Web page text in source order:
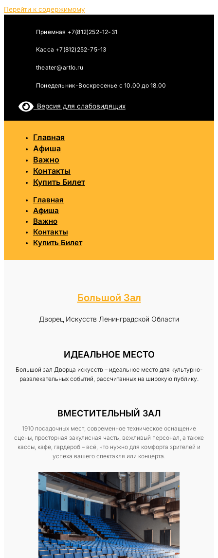
Перейти к содержимому
Приемная +7(812)252-12-31
Касса +7(812)252-75-13
theater@artlo.ru
Понедельник-Воскресенье c 10.00 до 18.00
Версия для слабовидящих
Главная
Афиша
Важно
Контакты
Купить Билет
Главная
Афиша
Важно
Контакты
Купить Билет
Большой Зал
Дворец Искусств Ленинградской Области
ИДЕАЛЬНОЕ МЕСТО
Большой зал Дворца искусств – идеальное место для культурно-
развлекательных событий, рассчитанных на широкую публику.
ВМЕСТИТЕЛЬНЫЙ ЗАЛ
1910 посадочных мест, современное техническое оснащение
сцены, просторная закулисная часть, вежливый персонал, а также
кассы, кафе, гардероб – всё, что нужно для комфорта зрителей и
успеха вашего спектакля или концерта.